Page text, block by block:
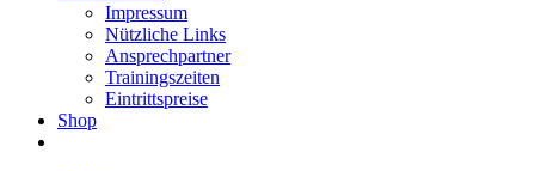
Impressum
Nützliche Links
Ansprechpartner
Trainingszeiten
Eintrittspreise
Shop